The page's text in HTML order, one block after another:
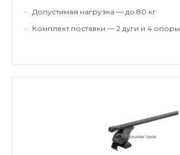
•
Допустимая нагрузка — до 80 кг
•
Комплект поставки — 2 дуги и 4 опоры